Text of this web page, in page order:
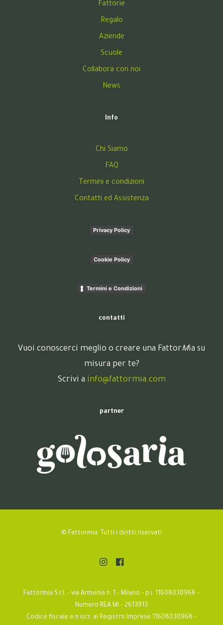
Fattorie
Regalo
Aziende
Scuole
Collabora con noi
News
Info
Chi Siamo
FAQ
Termini e condizioni
Contatti ed Assistenza
Privacy Policy
Cookie Policy
Termini e Condizioni
contatti
Vuoi conoscerci meglio o creare una FattorMia su
misura per te?
Scrivi a info@fattormia.com
partner
© Fattormia. Tutti i diritti riservati
Fattormia S.r.l. – via Armenia n. 1 – Milano – p.i. 11608030968 –
Numero REA MI – 2613913
Codice fiscale e n.iscr. al Registro Imprese 11608030968 –